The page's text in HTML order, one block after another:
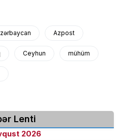
Azpost
Ceyhun mühüm
Lenti
2026